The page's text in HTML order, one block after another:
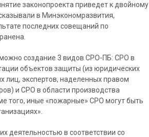
законопроекта приведет к двойному
в Минэкономразвития,
последних совещаний по
создание 3 видов СРО-ПБ: СРО в
объектов защиты (из юридических
лиц, экспертов, наделенных правом
и СРО в области производства
того, иные «пожарные» СРО могут быть
деятельностью в соответствии со